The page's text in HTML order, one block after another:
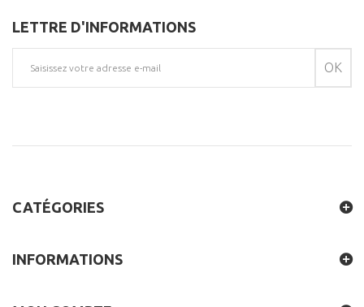
LETTRE D'INFORMATIONS
OK
CATÉGORIES
INFORMATIONS